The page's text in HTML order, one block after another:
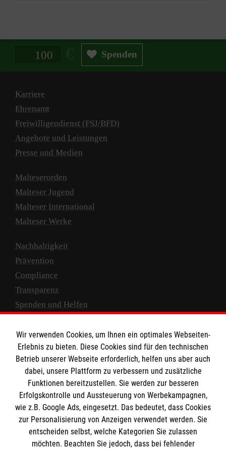
Spendenbetrag in Euro Spenden
Karriere
Ehrenamt
Freiwilligendienst (FSJ/BFD)
Angebote und Leistungen
Presse und Medien
Malteserorden
Malteser Jugend
Malteser International
Malteser Werke
Nachhaltigkeit
Prävention
Compliance
Transparenz
Spenden und Helfen
Empfänger: Malteser Hilfsdienst e.V.
IBAN: DE10 3706 0120 1201 2000 12
BIC: GENODED 1PA7
Wir verwenden Cookies, um Ihnen ein optimales Webseiten-
Erlebnis zu bieten. Diese Cookies sind für den technischen
Betrieb unserer Webseite erforderlich, helfen uns aber auch
dabei, unsere Plattform zu verbessern und zusätzliche
Funktionen bereitzustellen. Sie werden zur besseren
Erfolgskontrolle und Aussteuerung von Werbekampagnen,
wie z.B. Google Ads, eingesetzt. Das bedeutet, dass Cookies
zur Personalisierung von Anzeigen verwendet werden. Sie
entscheiden selbst, welche Kategorien Sie zulassen
möchten. Beachten Sie jedoch, dass bei fehlender